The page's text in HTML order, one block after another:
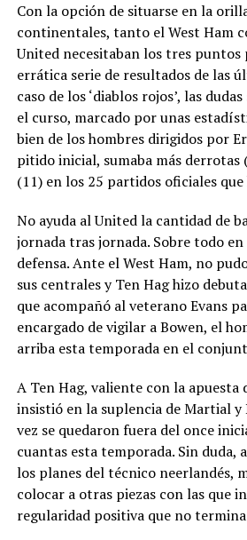
Con la opción de situarse en la
continentales, tanto el West Ham
United necesitaban los tres puntos
errática serie de resultados de las
caso de los ‘diablos rojos’, las
el curso, marcado por unas
bien de los hombres dirigidos por
pitido inicial, sumaba más derrotas
(11) en los 25 partidos oficiales
No ayuda al United la cantidad de
jornada tras jornada. Sobre todo
defensa. Ante el West Ham, no
sus centrales y Ten Hag hizo
que acompañó al veterano Evans
encargado de vigilar a Bowen, el
arriba esta temporada en el
A Ten Hag, valiente con la apuesta
insistió en la suplencia de Martial y
vez se quedaron fuera del once
cuantas esta temporada. Sin duda,
los planes del técnico neerlandés,
colocar a otras piezas con las que
regularidad positiva que no